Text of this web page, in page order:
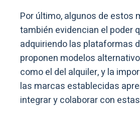
Por último, algunos de estos
también evidencian el poder
adquiriendo las plataformas
proponen modelos
como el del alquiler, y la
las marcas establecidas
integrar y colaborar con